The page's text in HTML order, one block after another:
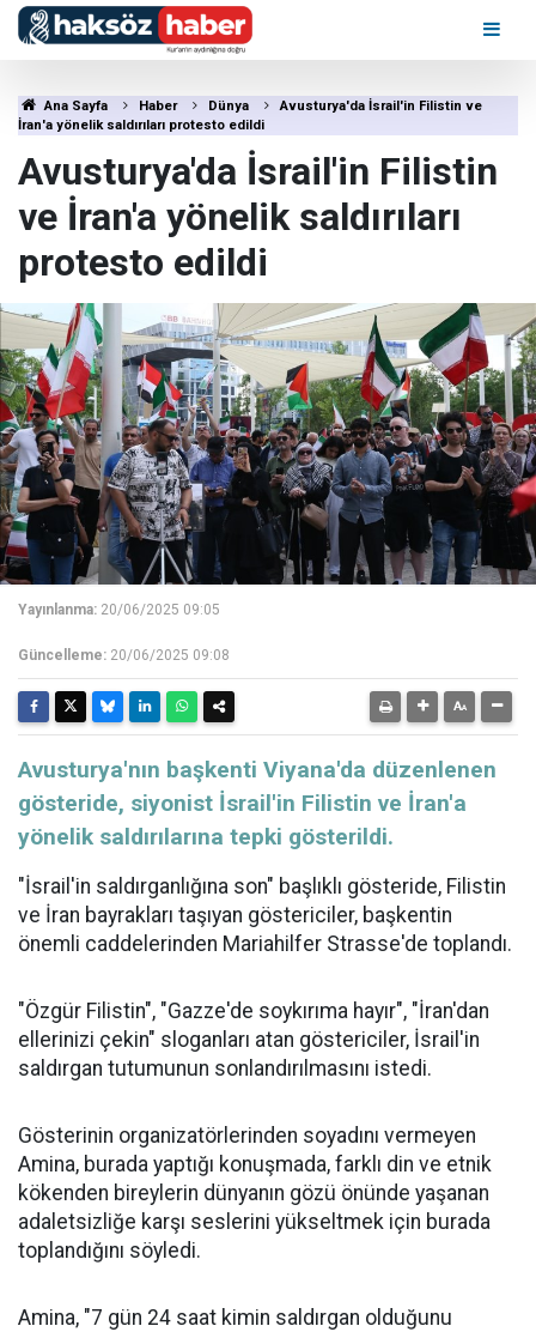
Ana Sayfa Haber Dünya
Avusturya'da İsrail'in Filistin ve
İran'a yönelik saldırıları protesto edildi
Avusturya'da İsrail'in Filistin
ve İran'a yönelik saldırıları
protesto edildi
Yayınlanma: 20/06/2025 09:05
Güncelleme: 20/06/2025 09:08
Avusturya'nın başkenti Viyana'da düzenlenen
gösteride, siyonist İsrail'in Filistin ve İran'a
yönelik saldırılarına tepki gösterildi.
"İsrail'in saldırganlığına son" başlıklı gösteride, Filistin
ve İran bayrakları taşıyan göstericiler, başkentin
önemli caddelerinden Mariahilfer Strasse'de toplandı.
"Özgür Filistin", "Gazze'de soykırıma hayır", "İran'dan
ellerinizi çekin" sloganları atan göstericiler, İsrail'in
saldırgan tutumunun sonlandırılmasını istedi.
Gösterinin organizatörlerinden soyadını vermeyen
Amina, burada yaptığı konuşmada, farklı din ve etnik
kökenden bireylerin dünyanın gözü önünde yaşanan
adaletsizliğe karşı seslerini yükseltmek için burada
toplandığını söyledi.
Amina, "7 gün 24 saat kimin saldırgan olduğunu